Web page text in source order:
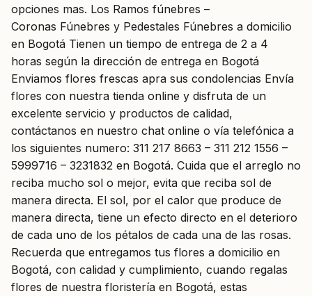
opciones mas. Los Ramos fúnebres –
Coronas Fúnebres y Pedestales Fúnebres a domicilio
en Bogotá Tienen un tiempo de entrega de 2 a 4
horas según la dirección de entrega en Bogotá
Enviamos flores frescas apra sus condolencias Envía
flores con nuestra tienda online y disfruta de un
excelente servicio y productos de calidad,
contáctanos en nuestro chat online o vía telefónica a
los siguientes numero: 311 217 8663 – 311 212 1556 –
5999716 – 3231832 en Bogotá. Cuida que el arreglo no
reciba mucho sol o mejor, evita que reciba sol de
manera directa. El sol, por el calor que produce de
manera directa, tiene un efecto directo en el deterioro
de cada uno de los pétalos de cada una de las rosas.
Recuerda que entregamos tus flores a domicilio en
Bogotá, con calidad y cumplimiento, cuando regalas
flores de nuestra floristería en Bogotá, estas